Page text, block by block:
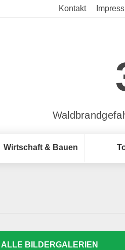
Kontakt
Wirtschaft & Bauen
ALLE BILDERGALERIEN